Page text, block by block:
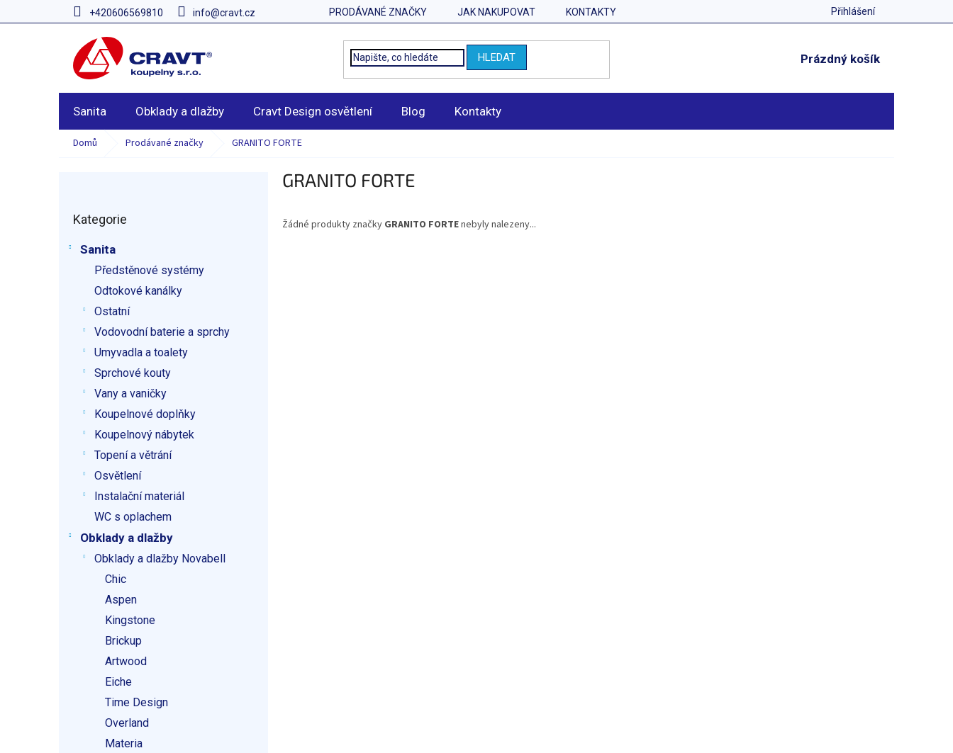
na
+420606569810 info@cravt.cz PRODÁVANÉ ZNAČKY JAK NAKUPOVAT KONTAKTY Přihlášení
HLEDAT
NÁKUPNÍ
Prázdný košík
Sanita Obklady a dlažby Cravt Design osvětlení Blog Kontakty
Domů Prodávané značky GRANITO FORTE
kategorie
Kategorie
Sanita
Předstěnové systémy
Odtokové kanálky
Ostatní
Vodovodní baterie a sprchy
Umyvadla a toalety
Sprchové kouty
Vany a vaničky
Koupelnové doplňky
Koupelnový nábytek
Topení a větrání
Osvětlení
Instalační materiál
WC s oplachem
Obklady a dlažby
Obklady a dlažby Novabell
Chic
Aspen
Kingstone
Brickup
Artwood
Eiche
Time Design
Overland
Materia
GRANITO FORTE
Žádné produkty značky GRANITO FORTEnebyly nalezeny...